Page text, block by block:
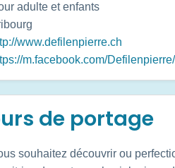
adulte et enfants
www.defilenpierre.ch
m.facebook.com/Defilenpierre/
de portage
souhaitez découvrir ou